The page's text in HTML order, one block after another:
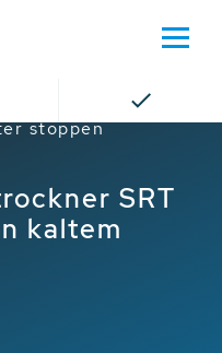
SRT lässt
stoppen
SRT
kaltem